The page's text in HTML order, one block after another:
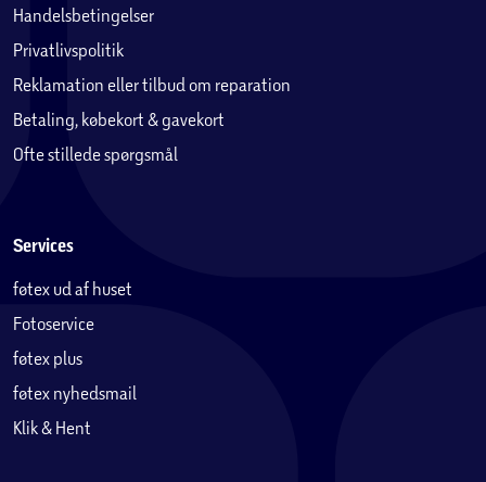
Handelsbetingelser
Privatlivspolitik
Reklamation eller tilbud om reparation
Betaling, købekort & gavekort
Ofte stillede spørgsmål
Services
føtex ud af huset
Fotoservice
føtex plus
føtex nyhedsmail
Klik & Hent